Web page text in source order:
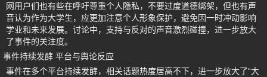
网用户们也有些在呼吁尊重个人隐私，不要过度道德绑架，但也有声
音认为作为大学生，应更加注意个人形象保护，避免因一时冲动影响
学业和未来发展。讨论中，支持与反对的声音激烈碰撞，进一步放大
了事件的关注度。
事件持续发酵 平台与舆论反应
事件在多个平台持续发酵，相关话题热度居高不下，进一步放大了“大